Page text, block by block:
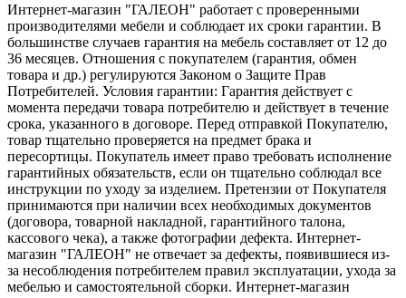
Интернет-магазин "ГАЛЕОН" работает с проверенными
производителями мебели и соблюдает их сроки гарантии. В
большинстве случаев гарантия на мебель составляет от 12 до
36 месяцев. Отношения с покупателем (гарантия, обмен
товара и др.) регулируются Законом о Защите Прав
Потребителей. Условия гарантии: Гарантия действует с
момента передачи товара потребителю и действует в течение
срока, указанного в договоре. Перед отправкой Покупателю,
товар тщательно проверяется на предмет брака и
пересортицы. Покупатель имеет право требовать исполнение
гарантийных обязательств, если он тщательно соблюдал все
инструкции по уходу за изделием. Претензии от Покупателя
принимаются при наличии всех необходимых документов
(договора, товарной накладной, гарантийного талона,
кассового чека), а также фотографии дефекта. Интернет-
магазин "ГАЛЕОН" не отвечает за дефекты, появившиеся из-
за несоблюдения потребителем правил эксплуатации, ухода за
мебелью и самостоятельной сборки. Интернет-магазин